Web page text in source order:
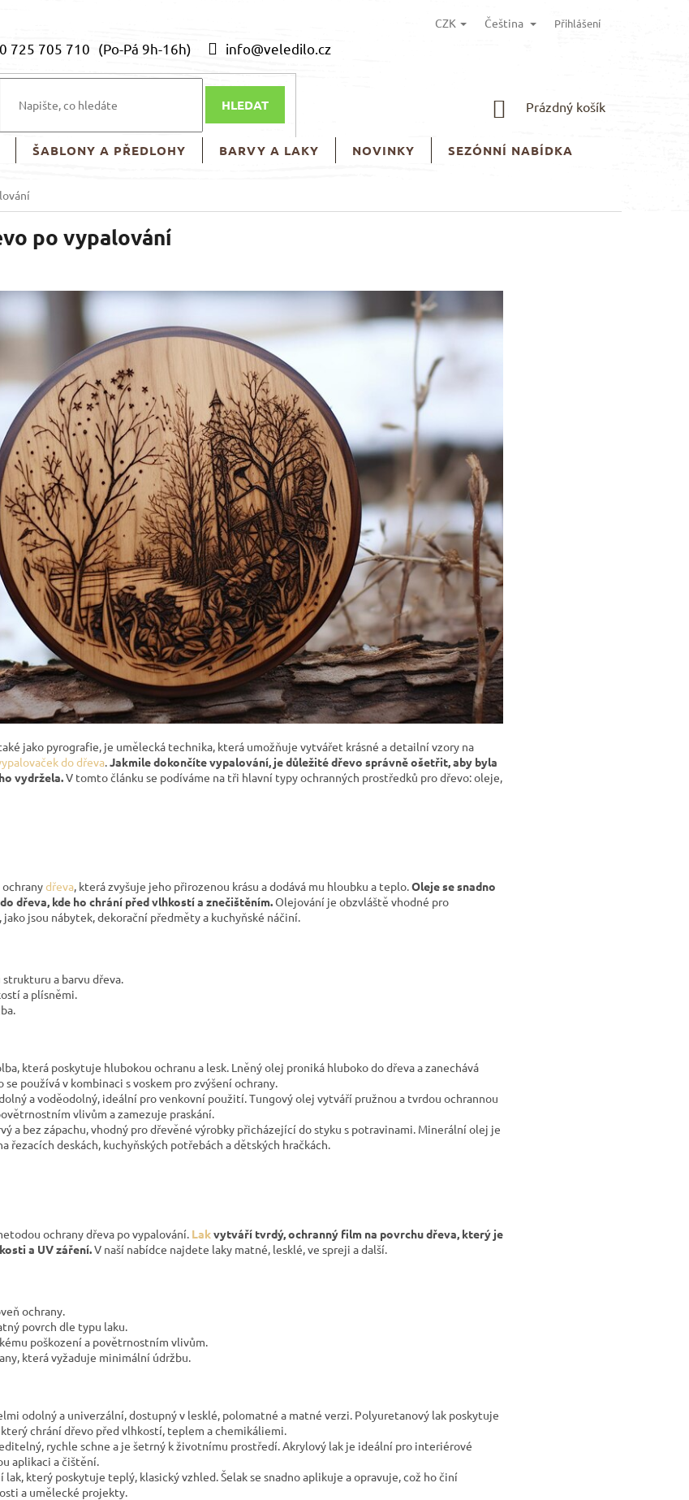
725 705 710 info@veledilo.cz
CZK Čeština Přihlášení
HLEDAT
NÁKUPNÍ
Prázdný košík
ŠABLONY A PŘEDLOHY BARVY A LAKY NOVINKY SEZÓNNÍ NABÍDKA
po vypalování
jako pyrografie, je umělecká technika, která umožňuje vytvářet krásné a detailní vzory na
do dřeva.Jakmile dokončíte vypalování, je důležité dřevo správně ošetřit, aby byla
vydržela.V tomto článku se podíváme na tři hlavní typy ochranných prostředků pro dřevo: oleje,
dřeva, která zvyšuje jeho přirozenou krásu a dodává mu hloubku a teplo.Oleje se snadno
dřeva, kde ho chrání před vlhkostí a znečištěním.Olejování je obzvláště vhodné pro
jsou nábytek, dekorační předměty a kuchyňské náčiní.
a barvu dřeva.
a plísněmi.
která poskytuje hlubokou ochranu a lesk. Lněný olej proniká hluboko do dřeva a zanechává
se používá v kombinaci s voskem pro zvýšení ochrany.
a voděodolný, ideální pro venkovní použití. Tungový olej vytváří pružnou a tvrdou ochrannou
vlivům a zamezuje praskání.
a bez zápachu, vhodný pro dřevěné výrobky přicházející do styku s potravinami. Minerální olej je
řezacích deskách, kuchyňských potřebách a dětských hračkách.
ochrany dřeva po vypalování. Lakvytváří tvrdý, ochranný film na povrchu dřeva, který je
a UV záření.V naší nabídce najdete laky matné, lesklé, ve spreji a další.
ochrany.
povrch dle typu laku.
poškození a povětrnostním vlivům.
která vyžaduje minimální údržbu.
odolný a univerzální, dostupný v lesklé, polomatné a matné verzi. Polyuretanový lak poskytuje
chrání dřevo před vlhkostí, teplem a chemikáliemi.
rychle schne a je šetrný k životnímu prostředí. Akrylový lak je ideální pro interiérové
aplikaci a čištění.
lak, který poskytuje teplý, klasický vzhled. Šelak se snadno aplikuje a opravuje, což ho činí
a umělecké projekty.